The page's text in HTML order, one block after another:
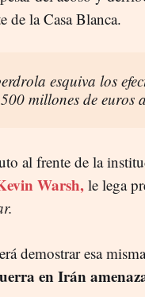
de la Casa Blanca.
esquiva los
millones de euros
al frente de la
Warsh, le lega
demostrar esa
en Irán